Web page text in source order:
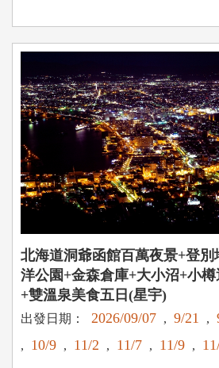
北海道洞爺函館百萬夜景+登
洋公園+金森倉庫+大小沼+小
+雙溫泉美食五日(星宇)
出發日期： 2026/09/07 , 9/21 ,
, 10/9 , 11/2 , 11/7 , 11/9 ,